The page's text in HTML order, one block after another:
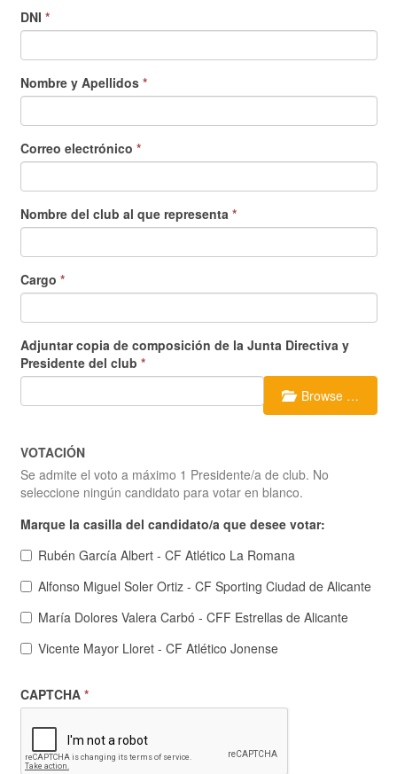
DNI *
Nombre y Apellidos *
Correo electrónico *
Nombre del club al que representa *
Cargo *
Adjuntar copia de composición de la Junta Directiva y
Presidente del club *
Browse …
VOTACIÓN
Se admite el voto a máximo 1 Presidente/a de club. No
seleccione ningún candidato para votar en blanco.
Marque la casilla del candidato/a que desee votar:
Rubén García Albert - CF Atlético La Romana
Alfonso Miguel Soler Ortiz - CF Sporting Ciudad de Alicante
María Dolores Valera Carbó - CFF Estrellas de Alicante
Vicente Mayor Lloret - CF Atlético Jonense
CAPTCHA *